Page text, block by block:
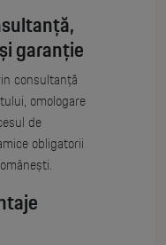
garanție
consultanță
omologare
de
obligatorii